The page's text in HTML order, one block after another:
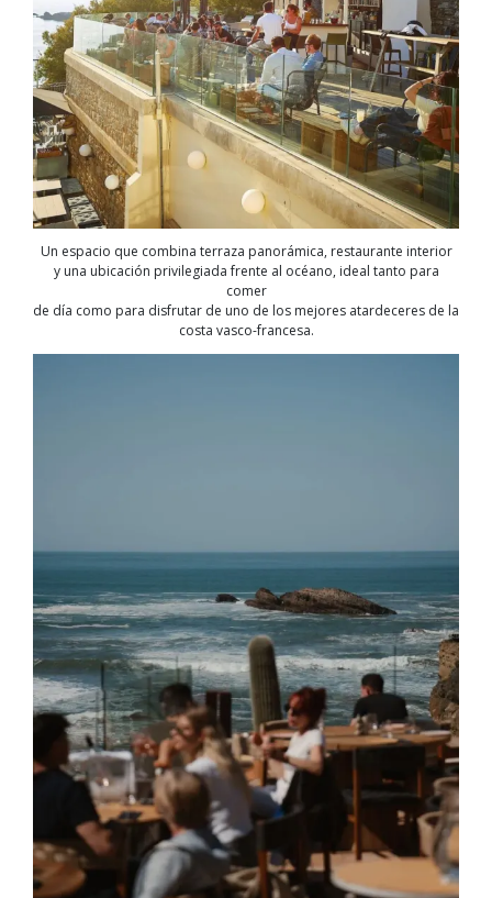
Un espacio que combina terraza panorámica, restaurante interior
y una ubicación privilegiada frente al océano, ideal tanto para
comer
de día como para disfrutar de uno de los mejores atardeceres de la
costa vasco-francesa.